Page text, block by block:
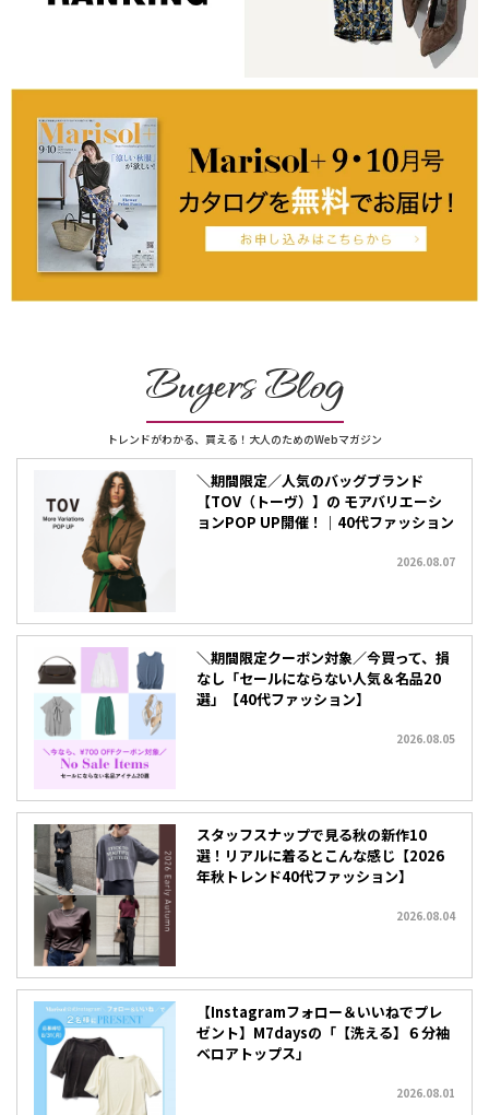
Buyers Blog
トレンドがわかる、買える！大人のためのWebマガジン
＼期間限定／人気のバッグブランド
【TOV（トーヴ）】の モアバリエーシ
ョンPOP UP開催！｜40代ファッション
2026.08.07
＼期間限定クーポン対象／今買って、損
なし「セールにならない人気＆名品20
選」【40代ファッション】
2026.08.05
スタッフスナップで見る秋の新作10
選！リアルに着るとこんな感じ【2026
年秋トレンド40代ファッション】
2026.08.04
【Instagramフォロー＆いいねでプレ
ゼント】M7daysの「【洗える】６分袖
ベロアトップス」
2026.08.01